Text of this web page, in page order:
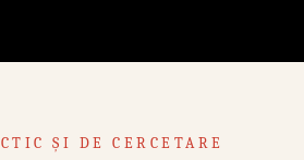
ȘI DE CERCETARE